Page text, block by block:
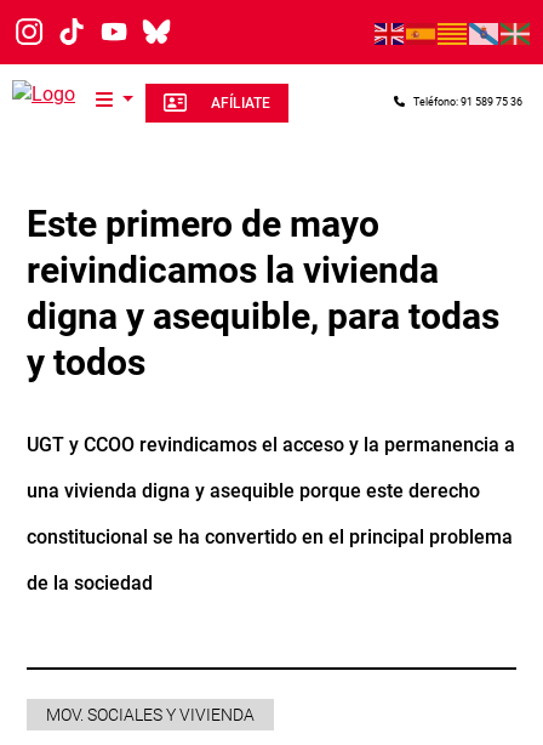
Pasar al contenido principal
AFÍLIATE Teléfono: 91 589 75 36
Este primero de mayo
reivindicamos la vivienda
digna y asequible, para todas
y todos
UGT y CCOO revindicamos el acceso y la permanencia a
una vivienda digna y asequible porque este derecho
constitucional se ha convertido en el principal problema
de la sociedad
MOV. SOCIALES Y VIVIENDA